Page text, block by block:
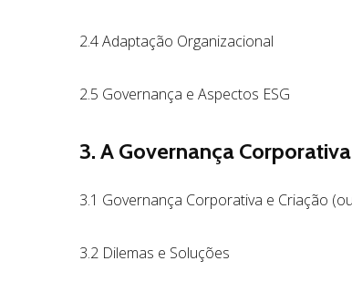
2.4 Adaptação Organizacional
2.5 Governança e Aspectos ESG
3. A Governança
3.1 Governança Corporativa e Criação
3.2 Dilemas e Soluções